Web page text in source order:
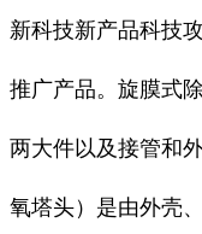
新科技新产品科技
推广产品。旋膜式
两大件以及接管和
氧塔头）是由外壳